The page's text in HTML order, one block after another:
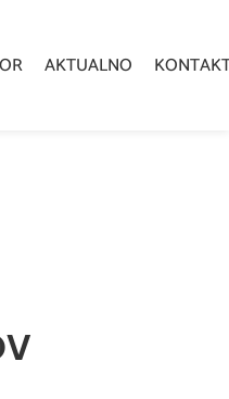
AKTUALNO